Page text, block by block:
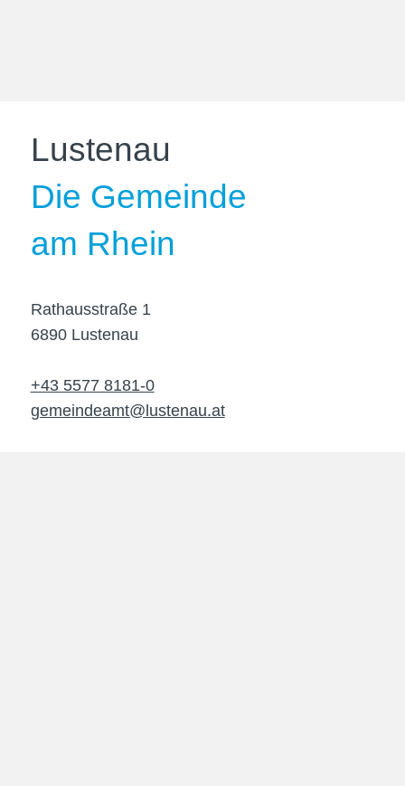
Lustenau
Die Gemeinde
am Rhein
Rathausstraße 1
6890 Lustenau
+43 5577 8181-0
gemeindeamt@lustenau.at